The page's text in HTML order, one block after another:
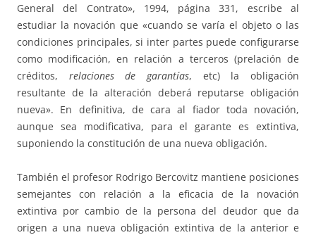
General del Contrato», 1994, página 331, escribe al
estudiar la novación que «cuando se varía el objeto o las
condiciones principales, si inter partes puede configurarse
como modificación, en relación a terceros (prelación de
créditos, relaciones de garantías, etc) la obligación
resultante de la alteración deberá reputarse obligación
nueva». En definitiva, de cara al fiador toda novación,
aunque sea modificativa, para el garante es extintiva,
suponiendo la constitución de una nueva obligación.
También el profesor Rodrigo Bercovitz mantiene posiciones
semejantes con relación a la eficacia de la novación
extintiva por cambio de la persona del deudor que da
origen a una nueva obligación extintiva de la anterior e